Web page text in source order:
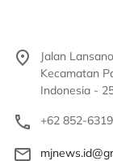
Jalan
Kecamatan
Indonesia -
+62 852-